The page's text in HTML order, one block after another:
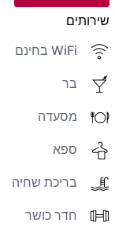
שירותים
WiFi בחינם
בר
מסעדה
ספא
בריכת שחיה
חדר כושר